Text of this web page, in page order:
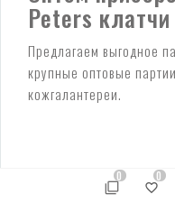
Peters
Предлагаем выгодное
крупные оптовые
кожгалантереи.
0 0